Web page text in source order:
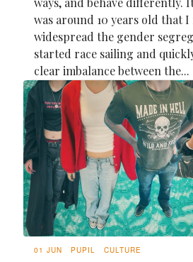
was around 10 years old that
widespread the gender
started race sailing and
clear imbalance between the...
01 JUN PUPIL CULTURE